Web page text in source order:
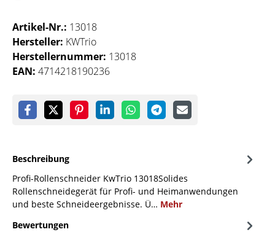
Artikel-Nr.: 13018
Hersteller: KWTrio
Herstellernummer: 13018
EAN: 4714218190236
Beschreibung
Profi-Rollenschneider KwTrio 13018Solides
Rollenschneidegerät für Profi- und Heimanwendungen
und beste Schneideergebnisse. Ü… Mehr
Bewertungen